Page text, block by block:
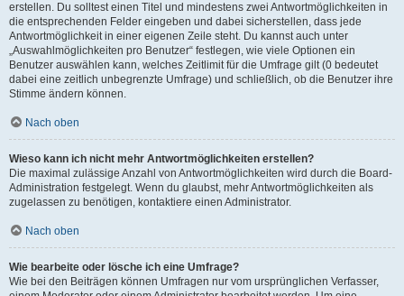
erstellen. Du solltest einen Titel und mindestens zwei Antwortmöglichkeiten in
die entsprechenden Felder eingeben und dabei sicherstellen, dass jede
Antwortmöglichkeit in einer eigenen Zeile steht. Du kannst auch unter
„Auswahlmöglichkeiten pro Benutzer“ festlegen, wie viele Optionen ein
Benutzer auswählen kann, welches Zeitlimit für die Umfrage gilt (0 bedeutet
dabei eine zeitlich unbegrenzte Umfrage) und schließlich, ob die Benutzer ihre
Stimme ändern können.
Nach oben
Wieso kann ich nicht mehr Antwortmöglichkeiten erstellen?
Die maximal zulässige Anzahl von Antwortmöglichkeiten wird durch die Board-
Administration festgelegt. Wenn du glaubst, mehr Antwortmöglichkeiten als
zugelassen zu benötigen, kontaktiere einen Administrator.
Nach oben
Wie bearbeite oder lösche ich eine Umfrage?
Wie bei den Beiträgen können Umfragen nur vom ursprünglichen Verfasser,